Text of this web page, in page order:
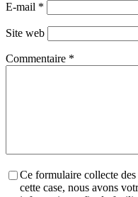
E-mail *
Site web
Commentaire *
Ce formulaire collecte
cette case, nous avons